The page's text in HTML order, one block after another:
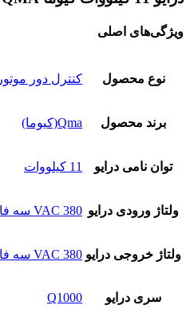
ویژگی‌های اصلی
نوع محصول کنترل دور موتور
برند محصول Qma(کیوما)
توان نامی درایو 11 کیلووات
ولتاژ ورودی درایو 380 VAC سه فاز
ولتاژ خروجی درایو 380 VAC سه فاز
سری درایو Q1000